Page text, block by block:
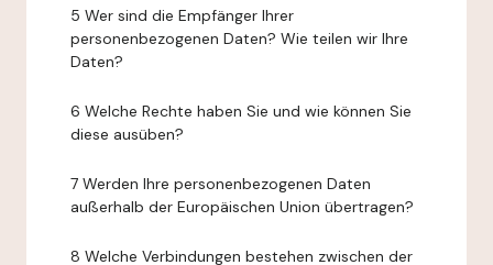
5 Wer sind die Empfänger Ihrer
personenbezogenen Daten? Wie teilen wir Ihre
Daten?
6 Welche Rechte haben Sie und wie können Sie
diese ausüben?
7 Werden Ihre personenbezogenen Daten
außerhalb der Europäischen Union übertragen?
8 Welche Verbindungen bestehen zwischen der